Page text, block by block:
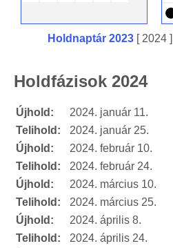
-
Holdnaptár 2023 [ 2024 ]
Holdfázisok 2024
Újhold: 2024. január 11.
Telihold:
2024. január 25.
Újhold:
2024. február 10.
Telihold:
2024. február 24.
Újhold:
2024. március 10.
Telihold:
2024. március 25.
Újhold:
2024. április 8.
Telihold:
2024. április 24.